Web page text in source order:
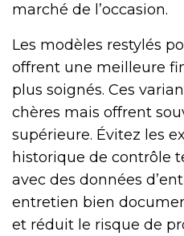
marché de l’occasion.
Les modèles restylés
offrent une meilleure
plus soignés. Ces
chères mais offrent
supérieure. Évitez les
historique de contrôle
avec des données
entretien bien
et réduit le risque de